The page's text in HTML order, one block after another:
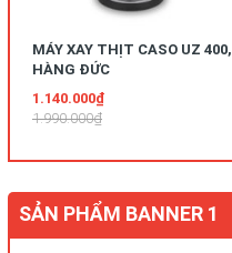
MÁY XAY THỊT CASO UZ 400,
HÀNG ĐỨC
1.140.000₫
1.990.000₫
SẢN PHẨM BANNER 1